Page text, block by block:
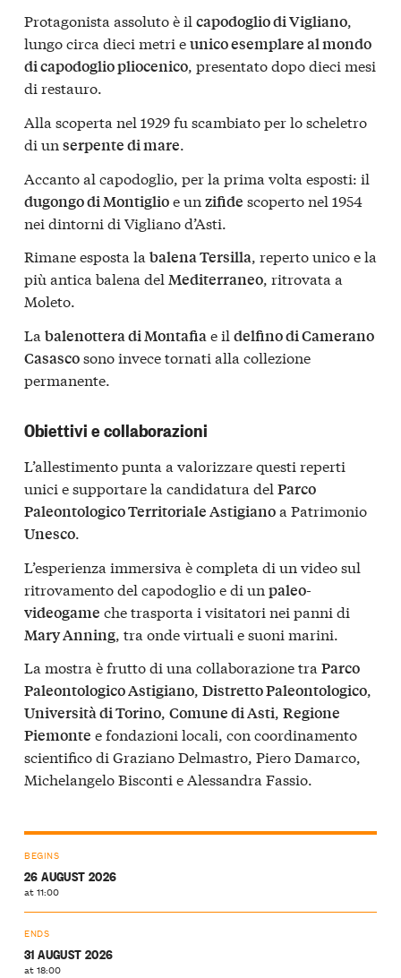
Protagonista assoluto è il capodoglio di Vigliano,
lungo circa dieci metri eunico esemplare al mondo
di capodoglio pliocenico, presentato dopo dieci mesi
di restauro.
Alla scoperta nel 1929 fu scambiato per lo scheletro
di un serpente di mare.
Accanto al capodoglio, per la prima volta esposti: il
dugongo di Montiglioe un zifide scoperto nel 1954
nei dintorni di Vigliano d’Asti.
Rimane esposta la balena Tersilla, reperto unico e la
più antica balena del Mediterraneo, ritrovata a
Moleto.
La balenottera di Montafiae il delfino di Camerano
Casascosono invece tornati alla collezione
permanente.
Obiettivi e collaborazioni
L’allestimento punta a valorizzare questi reperti
unici e supportare la candidatura del Parco
Paleontologico Territoriale Astigianoa Patrimonio
Unesco.
L’esperienza immersiva è completa di un video sul
ritrovamento del capodoglio e di un paleo-
videogame che trasporta i visitatori nei panni di
Mary Anning , tra onde virtuali e suoni marini.
La mostra è frutto di una collaborazione tra Parco
Paleontologico Astigiano, Distretto Paleontologico,
Università di Torino, Comune di Asti, Regione
Piemonte e fondazioni locali, con coordinamento
scientifico di Graziano Delmastro, Piero Damarco,
Michelangelo Bisconti e Alessandra Fassio.
BEGINS
26 AUGUST 2026
at 11:00
ENDS
31 AUGUST 2026
at 18:00